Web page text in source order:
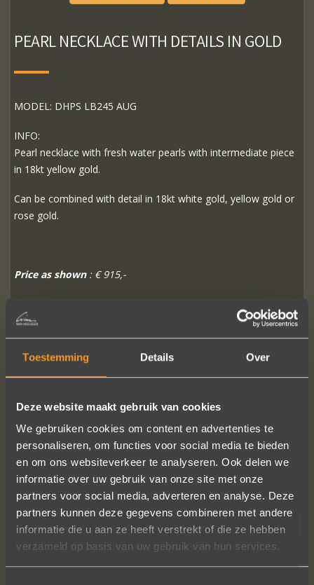
Toestemming Details Over
Deze website maakt gebruik van cookies
We gebruiken cookies om content en advertenties te
personaliseren, om functies voor social media te bieden
en om ons websiteverkeer te analyseren. Ook delen we
informatie over uw gebruik van onze site met onze
partners voor social media, adverteren en analyse. Deze
partners kunnen deze gegevens combineren met andere
informatie die u aan ze heeft verstrekt of die ze hebben
verzameld op basis van uw gebruik van hun services.
PEARL NECKLACE WITH DETAILS IN GOLD
MODEL: DHPS LB245 AUG
INFO:
Pearl necklace with fresh water pearls with intermediate piece
in 18kt yellow gold.
Can be combined with detail in 18kt white gold, yellow gold or
rose gold.
Price as shown: € 915,-
READ MORE
FOLLOW US ON SOCIAL MEDIA
In de ban van uw creaties zijn we